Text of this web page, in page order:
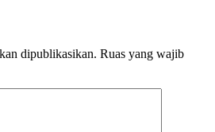
dipublikasikan. Ruas yang wajib